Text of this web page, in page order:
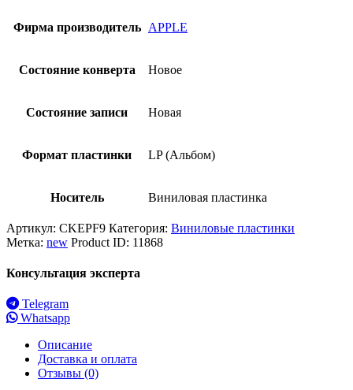
Фирма производитель APPLE
Состояние конверта Новое
Состояние записи Новая
Формат пластинки LP (Альбом)
Носитель Виниловая пластинка
Артикул: CKEPF9 Категория: Виниловые пластинки
Метка: new Product ID: 11868
Консультация эксперта
Telegram
Whatsapp
Описание
Доставка и оплата
Отзывы (0)